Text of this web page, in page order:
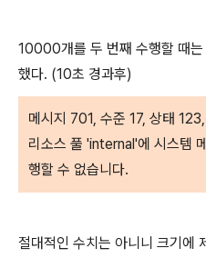
10000개를 두 번째 수행할 때
했다. (10초 경과후)
메시지 701, 수준 17, 상태
리소스 풀 'internal'에 시스템
행할 수 없습니다.
절대적인 수치는 아니니 크기에